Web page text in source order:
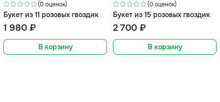
(0 оценок)
Букет из 11 розовых гвоздик
1 980 ₽
В корзину
(0 оценок)
Букет из 15 розовых гвоздик
2 700 ₽
В корзину